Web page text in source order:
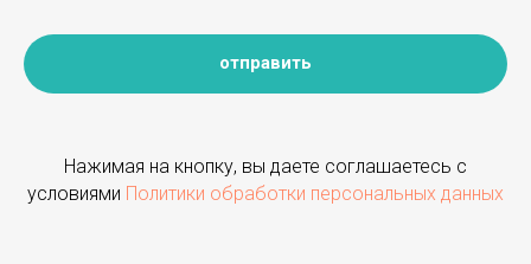
отправить
Нажимая на кнопку, вы даете соглашаетесь с
условиями Политики обработки персональных данных